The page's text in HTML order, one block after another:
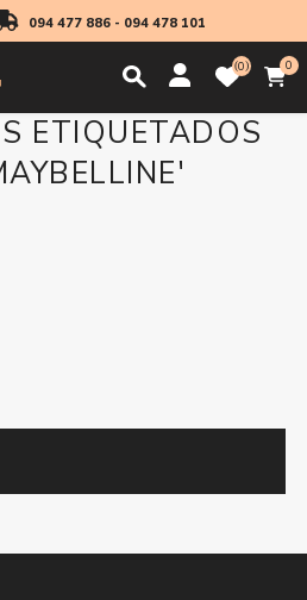
094 477 886- 094 478 101
0 0
ETIQUETADOS